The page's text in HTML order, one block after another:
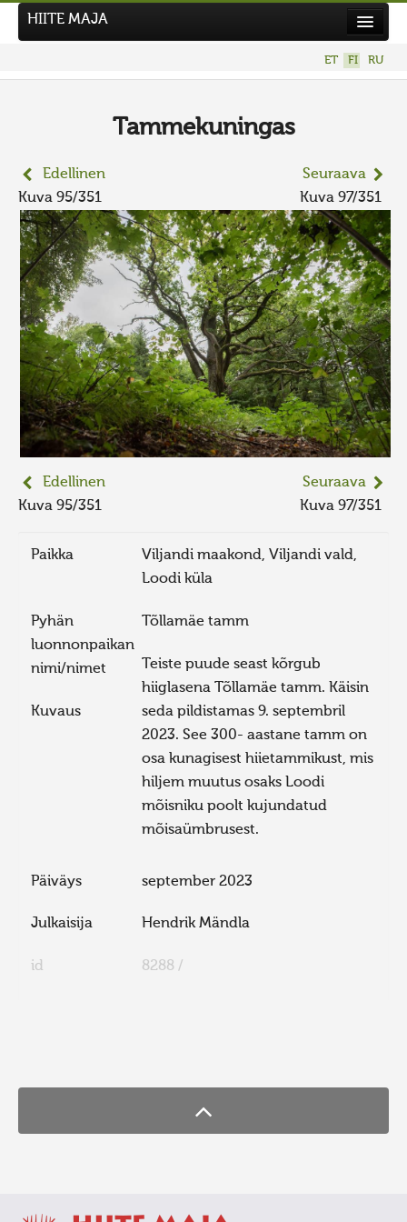
UUSI KUVAKILPAILU
AIEMMAT KILPAILUT
HIITE MAJA
ET FI RU
Tammekuningas
Edellinen
Kuva 95/351
Seuraava
Kuva 97/351
Edellinen
Kuva 95/351
Seuraava
Kuva 97/351
Paikka
Viljandi maakond, Viljandi vald,
Loodi küla
Pyhän
luonnonpaikan
nimi/nimet
Tõllamäe tamm
Kuvaus
Teiste puude seast kõrgub
hiiglasena Tõllamäe tamm. Käisin
seda pildistamas 9. septembril
2023. See 300- aastane tamm on
osa kunagisest hiietammikust, mis
hiljem muutus osaks Loodi
mõisniku poolt kujundatud
mõisaümbrusest.
Päiväys september 2023
Julkaisija Hendrik Mändla
id 8288 /